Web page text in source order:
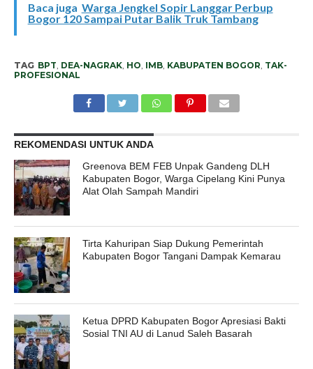
Baca juga Warga Jengkel Sopir Langgar Perbup
Bogor 120 Sampai Putar Balik Truk Tambang
TAG BPT, DEA-NAGRAK, HO, IMB, KABUPATEN BOGOR, TAK-
PROFESIONAL
REKOMENDASI UNTUK ANDA
Greenova BEM FEB Unpak Gandeng DLH
Kabupaten Bogor, Warga Cipelang Kini Punya
Alat Olah Sampah Mandiri
Tirta Kahuripan Siap Dukung Pemerintah
Kabupaten Bogor Tangani Dampak Kemarau
Ketua DPRD Kabupaten Bogor Apresiasi Bakti
Sosial TNI AU di Lanud Saleh Basarah